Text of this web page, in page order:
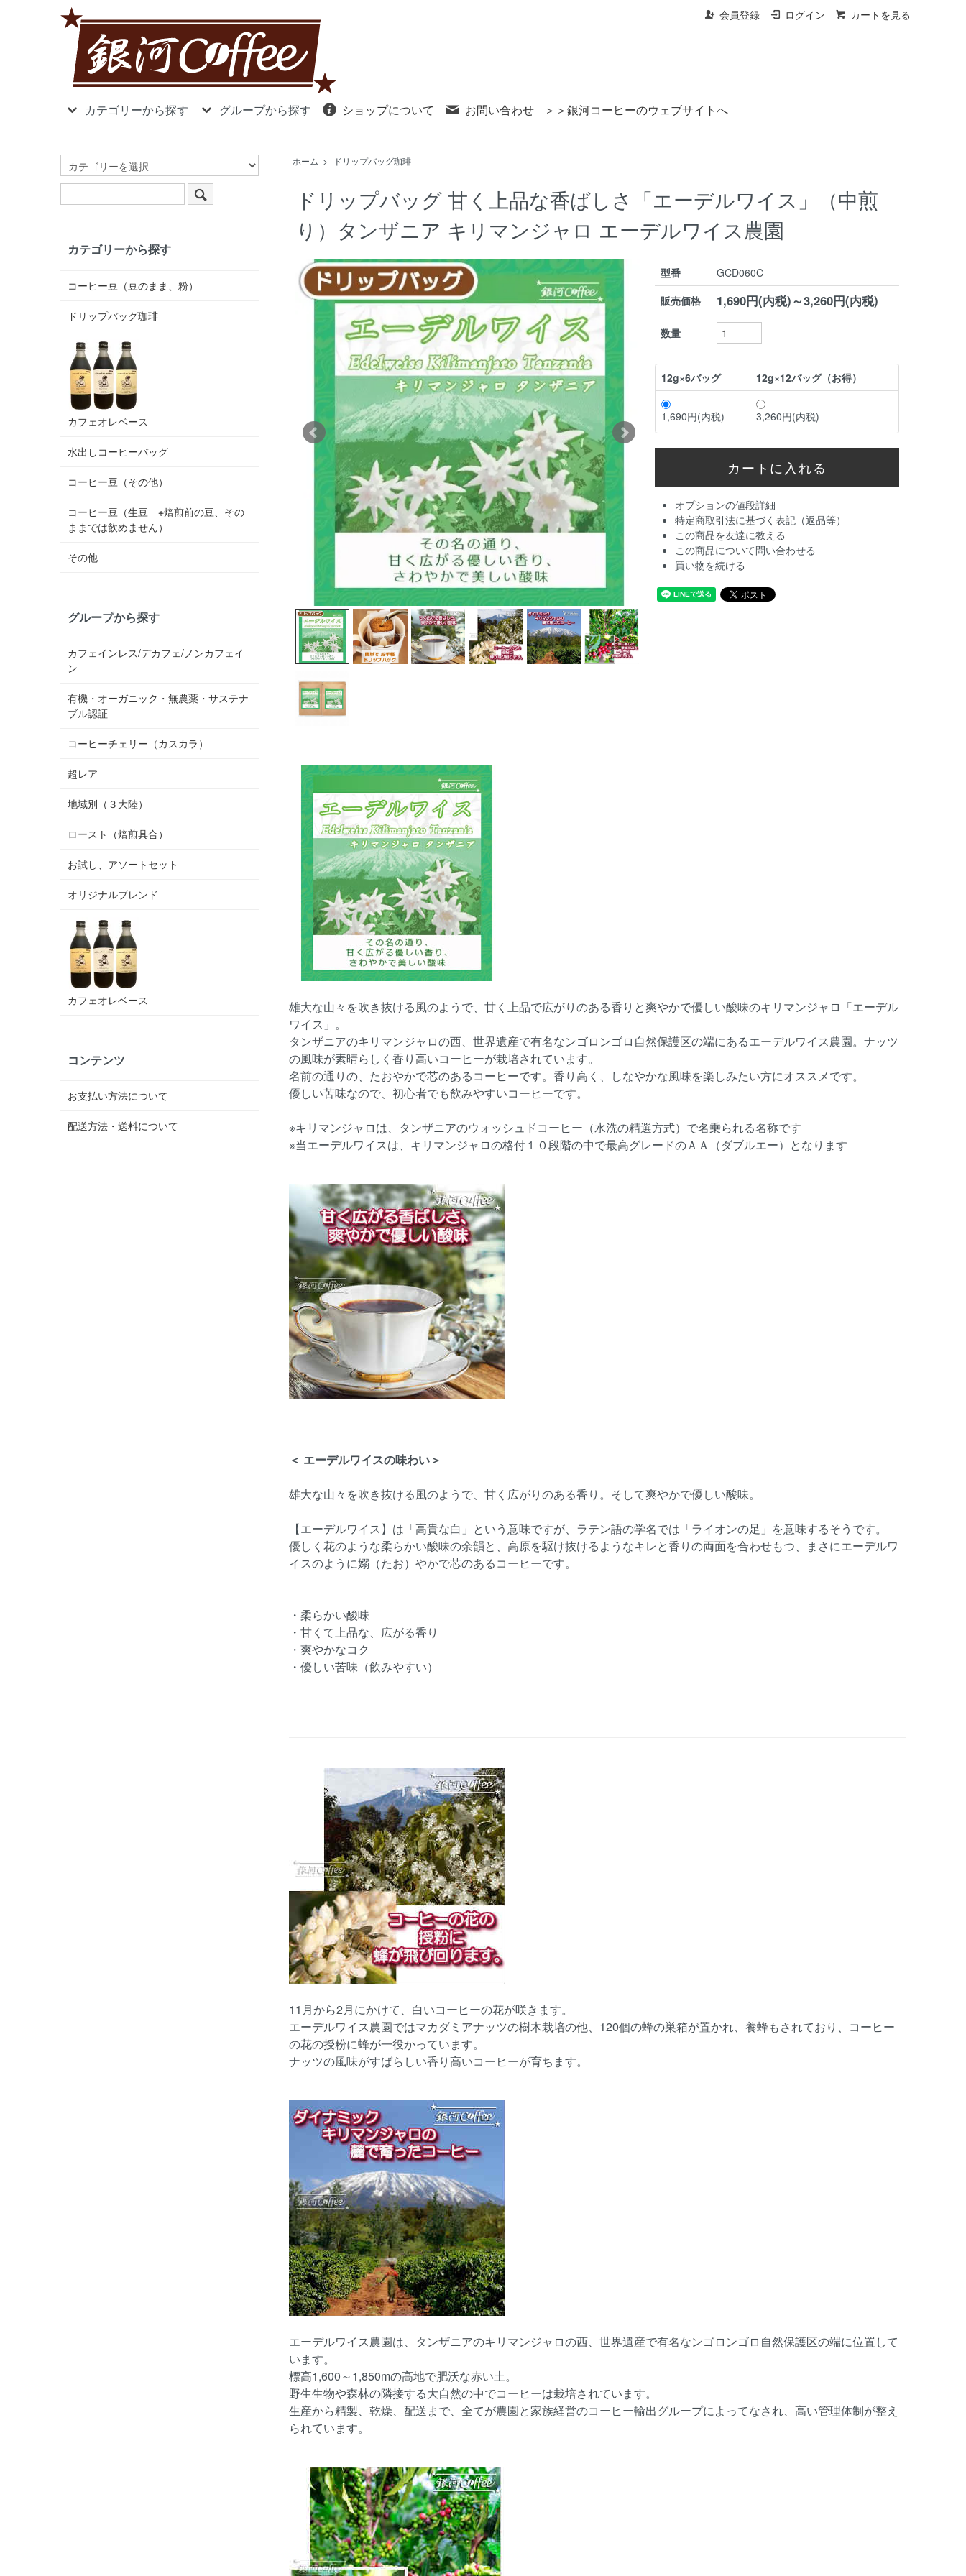
会員登録 ログイン カートを見る
カテゴリーから探す グループから探す ショップについて お問い合わせ ＞＞銀河コーヒーのウェブサイトへ
ホーム > ドリップバッグ珈琲
ドリップバッグ 甘く上品な香ばしさ「エーデルワイス」（中煎
り）タンザニア キリマンジャロ エーデルワイス農園
型番
GCD060C
販売価格
1,690円(内税)～3,260円(内税)
数量
12g×6バッグ 12g×12バッグ（お得）
1,690円(内税) 3,260円(内税)
オプションの値段詳細
特定商取引法に基づく表記（返品等）
この商品を友達に教える
この商品について問い合わせる
買い物を続ける
雄大な山々を吹き抜ける風のようで、甘く上品で広がりのある香りと爽やかで優しい酸味のキリマンジャロ「エーデル
ワイス」。
タンザニアのキリマンジャロの西、世界遺産で有名なンゴロンゴロ自然保護区の端にあるエーデルワイス農園。ナッツ
の風味が素晴らしく香り高いコーヒーが栽培されています。
名前の通りの、たおやかで芯のあるコーヒーです。香り高く、しなやかな風味を楽しみたい方にオススメです。
優しい苦味なので、初心者でも飲みやすいコーヒーです。
※キリマンジャロは、タンザニアのウォッシュドコーヒー（水洗の精選方式）で名乗られる名称です
※当エーデルワイスは、キリマンジャロの格付１０段階の中で最高グレードのＡＡ（ダブルエー）となります
＜ エーデルワイスの味わい＞
雄大な山々を吹き抜ける風のようで、甘く広がりのある香り。そして爽やかで優しい酸味。
【エーデルワイス】は「高貴な白」という意味ですが、ラテン語の学名では「ライオンの足」を意味するそうです。
優しく花のような柔らかい酸味の余韻と、高原を駆け抜けるようなキレと香りの両面を合わせもつ、まさにエーデルワ
イスのように嫋（たお）やかで芯のあるコーヒーです。
・柔らかい酸味
・甘くて上品な、広がる香り
・爽やかなコク
・優しい苦味（飲みやすい）
11月から2月にかけて、白いコーヒーの花が咲きます。
エーデルワイス農園ではマカダミアナッツの樹木栽培の他、120個の蜂の巣箱が置かれ、養蜂もされており、コーヒー
の花の授粉に蜂が一役かっています。
ナッツの風味がすばらしい香り高いコーヒーが育ちます。
エーデルワイス農園は、タンザニアのキリマンジャロの西、世界遺産で有名なンゴロンゴロ自然保護区の端に位置して
います。
標高1,600～1,850mの高地で肥沃な赤い土。
野生生物や森林の隣接する大自然の中でコーヒーは栽培されています。
生産から精製、乾燥、配送まで、全てが農園と家族経営のコーヒー輸出グループによってなされ、高い管理体制が整え
られています。
カテゴリーから探す
コーヒー豆（豆のまま、粉）
ドリップバッグ珈琲
カフェオレベース
水出しコーヒーバッグ
コーヒー豆（その他）
コーヒー豆（生豆 ※焙煎前の豆、その
ままでは飲めません）
その他
グループから探す
カフェインレス/デカフェ/ノンカフェイ
ン
有機・オーガニック・無農薬・サステナ
ブル認証
コーヒーチェリー（カスカラ）
超レア
地域別（３大陸）
ロースト（焙煎具合）
お試し、アソートセット
オリジナルブレンド
カフェオレベース
コンテンツ
お支払い方法について
配送方法・送料について